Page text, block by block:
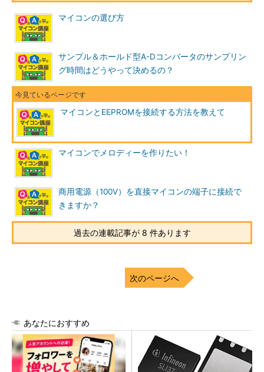
マイコンの選び方
サンプル＆ホールド型A-Dコンバータのサンプリン
グ時間はどうやって決めるの？
マイコンとEEPROMを接続する方法を教えて
マイコンでメロディーを作りたい！
商用電源（100V）を直接マイコンの端子に接続で
きますか？
過去の連載記事が 8 件あります
次のページへ
あなたにおすすめ